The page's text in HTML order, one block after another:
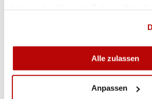
Alle zulassen
Anpassen